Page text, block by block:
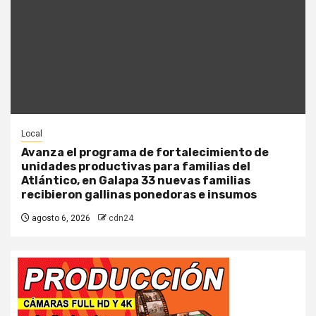
Local
Avanza el programa de fortalecimiento de
unidades productivas para familias del
Atlántico, en Galapa 33 nuevas familias
recibieron gallinas ponedoras e insumos
agosto 6, 2026 cdn24